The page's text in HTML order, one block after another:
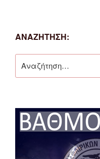
ΑΝΑΖΉΤΗΣΗ:
για: